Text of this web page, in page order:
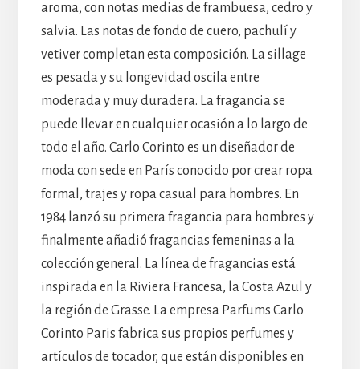
aroma, con notas medias de frambuesa, cedro y
salvia. Las notas de fondo de cuero, pachulí y
vetiver completan esta composición. La sillage
es pesada y su longevidad oscila entre
moderada y muy duradera. La fragancia se
puede llevar en cualquier ocasión a lo largo de
todo el año. Carlo Corinto es un diseñador de
moda con sede en París conocido por crear ropa
formal, trajes y ropa casual para hombres. En
1984 lanzó su primera fragancia para hombres y
finalmente añadió fragancias femeninas a la
colección general. La línea de fragancias está
inspirada en la Riviera Francesa, la Costa Azul y
la región de Grasse. La empresa Parfums Carlo
Corinto Paris fabrica sus propios perfumes y
artículos de tocador, que están disponibles en